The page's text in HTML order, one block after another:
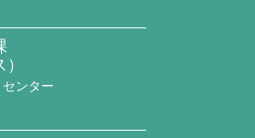
ンター